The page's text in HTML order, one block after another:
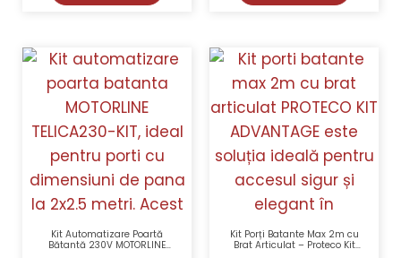
Kit Automatizare Poartă
Bătantă 230V MOTORLINE
Kit Porți Batante Max 2m cu
Brat Articulat – Proteco Kit